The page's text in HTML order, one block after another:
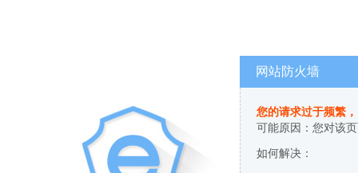
网站防火墙
您的请求过于频繁
可能原因：您对该
如何解决：